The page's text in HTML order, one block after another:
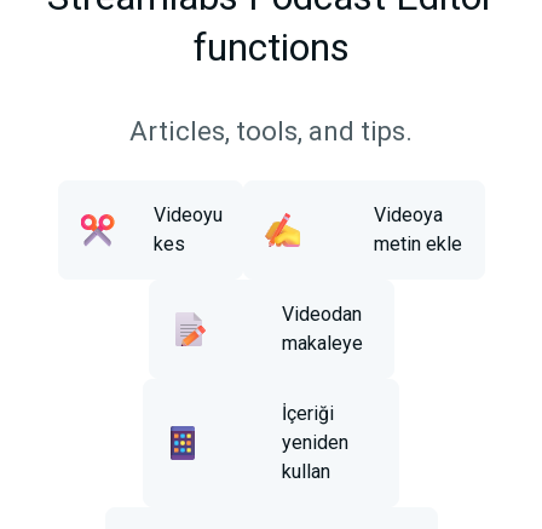
functions
Articles, tools, and tips.
Videoyu
kes
Videoya
metin ekle
Videodan
makaleye
İçeriği
yeniden
kullan